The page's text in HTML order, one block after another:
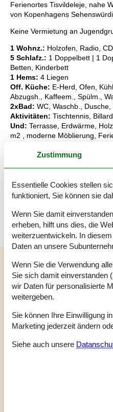
Ferienortes Tisvildeleje, nahe
von Kopenhagens
Keine Vermietung an
1 Wohnz.: Holzofen, Radio,
5 Schlafz.: 1 Doppelbett | 1
Betten, Kinderbett
1 Hems: 4 Liegen
Off. Küche: E-Herd, Ofen,
Abzugsh., Kaffeem., Spülm.,
2xBad: WC, Waschb.,
Aktivitäten: Tischtennis, Billard
Und: Terrasse, Erdwärme,
m2 , moderne Möblierung,
Verfügung.
Die Schlüsselübergabe
Dieses Haus ist Smart-
Unsere
Unsere Gästebewertungen
3,5
Zustimmung
Essentielle Cookies stellen
funktioniert, Sie können sie
Wenn Sie damit
erheben, hilft uns dies, die
weiterzuentwickeln. In
Daten an unsere
Wenn Sie die Verwendung
Sie sich damit einverstanden
wir Daten für personalisierte
weitergeben.
Sie können Ihre Einwilligung
Marketing jederzeit ändern
Siehe auch unsere